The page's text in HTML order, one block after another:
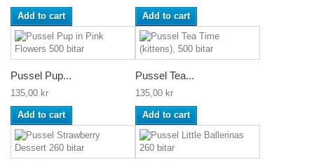
Add to cart Add to cart
Pussel Pup...
135,00 kr
Add to cart
Pussel Tea...
135,00 kr
Add to cart